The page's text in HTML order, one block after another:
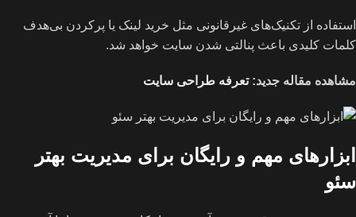
استفاده از تکنیک‌های غیرقانونی مثل خرید لینک یا پرکردن بی‌هدف
کلمات کلیدی باعث پنالتی شدن سایت خواهد شد.
مشاهده مقاله جدید:تعرفه طراحی سایت
ابزارهای مهم و رایگان برای مدیریت بهتر
سئو